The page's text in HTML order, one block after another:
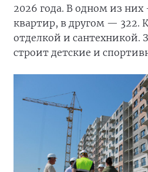
2026 года. В одном из них
квартир, в другом — 322.
отделкой и сантехникой.
строит детские и